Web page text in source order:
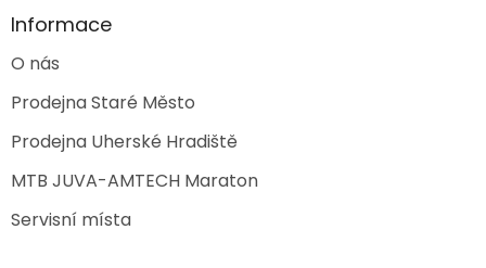
Informace
O nás
Prodejna Staré Město
Prodejna Uherské Hradiště
MTB JUVA-AMTECH Maraton
Servisní místa